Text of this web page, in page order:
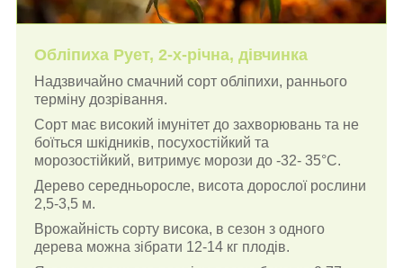
Обліпиха Рует, 2-х-річна, дівчинка
Надзвичайно смачний сорт обліпихи, раннього
терміну дозрівання.
Сорт має високий імунітет до захворювань та не
боїться шкідників, посухостійкий та
морозостійкий, витримує морози до -32- 35°С.
Дерево середньоросле, висота дорослої рослини
2,5-3,5 м.
Врожайність сорту висока, в сезон з одного
дерева можна зібрати 12-14 кг плодів.